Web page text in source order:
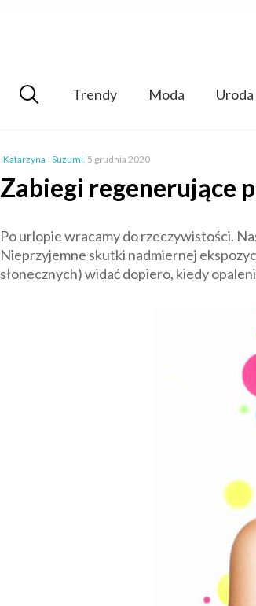
Trendy Moda Uroda
Katarzyna - Suzumi, 5 grudnia 2020
Zabiegi regenerujące
Po urlopie wracamy do rzeczywistości.
Nieprzyjemne skutki nadmiernej
słonecznych) widać dopiero, kiedy